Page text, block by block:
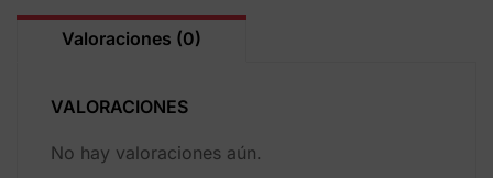
Valoraciones (0)
VALORACIONES
No hay valoraciones aún.